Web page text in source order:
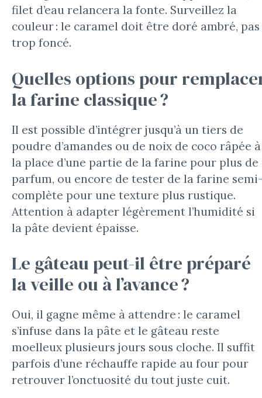
filet d’eau relancera la fonte. Surveillez la
couleur : le caramel doit être doré ambré, pas
trop foncé.
Quelles options pour
la farine classique ?
Il est possible d’intégrer jusqu’à un tiers de
poudre d’amandes ou de noix de coco râpée à
la place d’une partie de la farine pour plus de
parfum, ou encore de tester de la farine
complète pour une texture plus rustique.
Attention à adapter légèrement l’humidité si
la pâte devient épaisse.
Le gâteau peut-il être préparé
la veille ou à l’avance ?
Oui, il gagne même à attendre : le caramel
s’infuse dans la pâte et le gâteau reste
moelleux plusieurs jours sous cloche. Il suffit
parfois d’une réchauffe rapide au four pour
retrouver l’onctuosité du tout juste cuit.